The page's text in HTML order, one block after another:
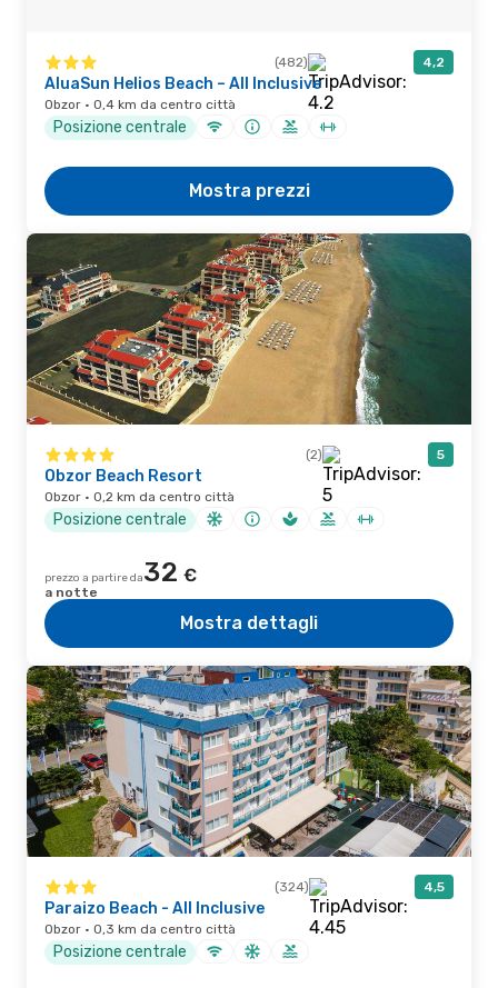
(482) 4,2
AluaSun Helios Beach – All Inclusive
Obzor · 0,4 km da centro città
Posizione centrale
Mostra prezzi
(2) 5
Obzor Beach Resort
Obzor · 0,2 km da centro città
Posizione centrale
prezzo a partire da32 €
a notte
Mostra dettagli
(324) 4,5
Paraizo Beach - All Inclusive
Obzor · 0,3 km da centro città
Posizione centrale